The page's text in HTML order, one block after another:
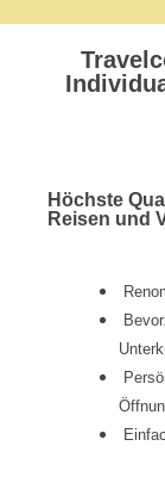
Höchste
Reisen und